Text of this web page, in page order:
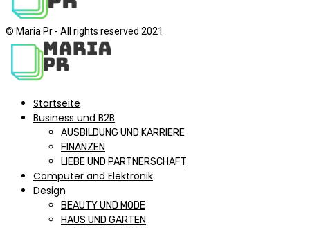
© Maria Pr - All rights reserved 2021
Startseite
Business und B2B
AUSBILDUNG UND KARRIERE
FINANZEN
LIEBE UND PARTNERSCHAFT
Computer and Elektronik
Design
BEAUTY UND MODE
HAUS UND GARTEN